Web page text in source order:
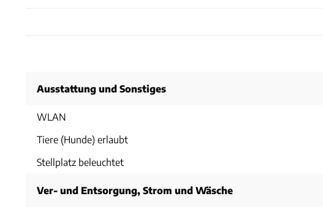
Ausstattung und Sonstiges
WLAN
Tiere (Hunde) erlaubt
Stellplatz beleuchtet
Ver- und Entsorgung, Strom und Wäsche